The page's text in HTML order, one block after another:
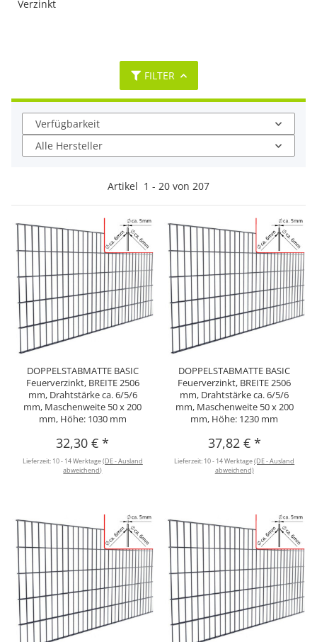
Verzinkt
FILTER
Verfügbarkeit
Alle Hersteller
Artikel 1 - 20 von 207
DOPPELSTABMATTE BASIC
Feuerverzinkt, BREITE 2506
mm, Drahtstärke ca. 6/5/6
mm, Maschenweite 50 x 200
mm, Höhe: 1030 mm
32,30 €*
Lieferzeit: 10 - 14 Werktage(DE - Ausland
abweichend)
DOPPELSTABMATTE BASIC
Feuerverzinkt, BREITE 2506
mm, Drahtstärke ca. 6/5/6
mm, Maschenweite 50 x 200
mm, Höhe: 1230 mm
37,82 € *
Lieferzeit: 10 - 14 Werktage(DE - Ausland
abweichend)